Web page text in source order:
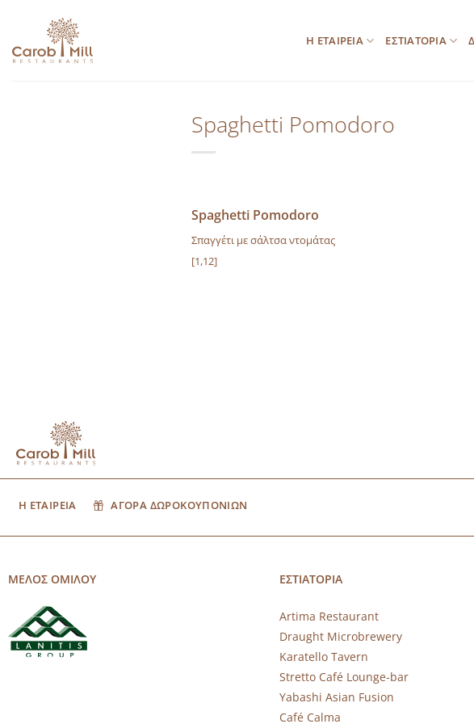
περιεχόμενο
Η ΕΤΑΙΡΕΙΑ ΕΣΤΙΑΤΟΡΙΑ
Spaghetti Pomodoro
Spaghetti Pomodoro
Σπαγγέτι με σάλτσα ντομάτας
[1,12]
Η ΕΤΑΙΡΕΙΑ ΑΓΟΡΑ ΔΩΡΟΚΟΥΠΟΝΙΩΝ
ΜΕΛΟΣ ΟΜΙΛΟΥ ΕΣΤΙΑΤΟΡΙΑ
Artima Restaurant
Draught Microbrewery
Karatello Tavern
Stretto Café Lounge-bar
Yabashi Asian Fusion
Café Calma